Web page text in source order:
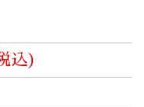
込)